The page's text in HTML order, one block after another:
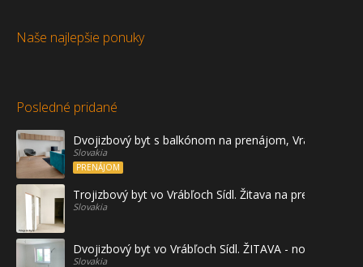
Naše najlepšie ponuky
Posledné pridané
Dvojizbový byt s balkónom na prenájom, Vráble
Slovakia
PRENÁJOM
Trojizbový byt vo Vrábľoch Sídl. Žitava na predaj - prvé
Slovakia
Dvojizbový byt vo Vrábľoch Sídl. ŽITAVA - novostavba
Slovakia